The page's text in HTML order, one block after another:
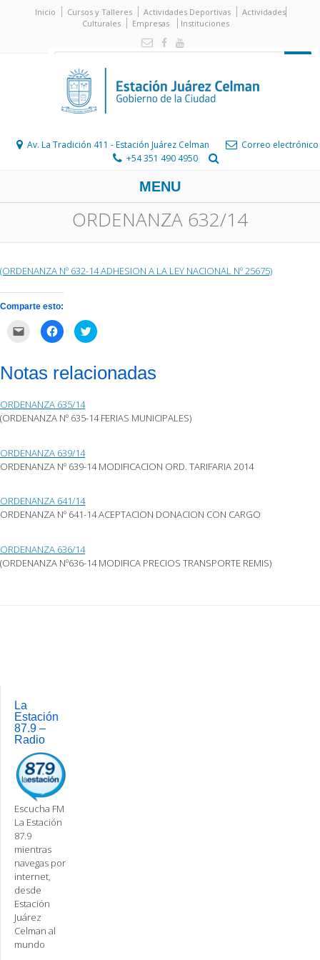
Inicio Cursos y Talleres Actividades Deportivas
Actividades
Culturales
Empresas Instituciones
Av. La Tradición 411 - Estación Juárez Celman
Correo electrónico
+54 351 490 4950
MENU
ORDENANZA 632/14
(ORDENANZA Nº 632-14 ADHESION A LA LEY NACIONAL Nº 25675)
Comparte esto:
correo
electrónico
amigo
(Se
abre
ventana
nueva)
Haz
clic
Facebook
(Se
una
ventana
nueva)
Haz
clic
en
Twitter
(Se
ventana
nueva)
Notas relacionadas
ORDENANZA 635/14
(ORDENANZA Nº 635-14 FERIAS MUNICIPALES)
ORDENANZA 639/14
ORDENANZA Nº 639-14 MODIFICACION ORD. TARIFARIA 2014
ORDENANZA 641/14
ORDENANZA Nº 641-14 ACEPTACION DONACION CON CARGO
ORDENANZA 636/14
(ORDENANZA Nº636-14 MODIFICA PRECIOS TRANSPORTE REMIS)
La
Estación
87.9 –
Radio
Escucha FM
La Estación
87.9
mientras
navegas por
internet,
desde
Estación
Juárez
Celman al
mundo